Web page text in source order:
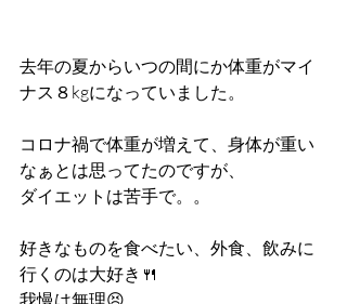
去年の夏からいつの間にか体重がマイ
ナス８kgになっていました。
コロナ禍で体重が増えて、身体が重い
なぁとは思ってたのですが、
ダイエットは苦手で。。
好きなものを食べたい、外食、飲みに
行くのは大好き🍴
我慢は無理😣